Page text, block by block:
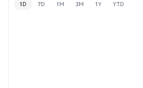
1D 7D 1M 3M 1Y YTD